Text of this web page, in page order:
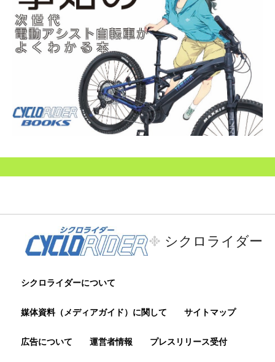
シクロライダー
シクロライダーについて
媒体資料（メディアガイド）に関して サイトマップ
広告について 運営者情報 プレスリリース受付